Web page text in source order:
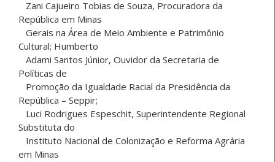
Zani Cajueiro Tobias de Souza, Procuradora da
República em Minas
Gerais na Área de Meio Ambiente e Patrimônio
Cultural; Humberto
Adami Santos Júnior, Ouvidor da Secretaria de
Políticas de
Promoção da Igualdade Racial da Presidência da
República – Seppir;
Luci Rodrigues Espeschit, Superintendente Regional
Substituta do
Instituto Nacional de Colonização e Reforma Agrária
em Minas